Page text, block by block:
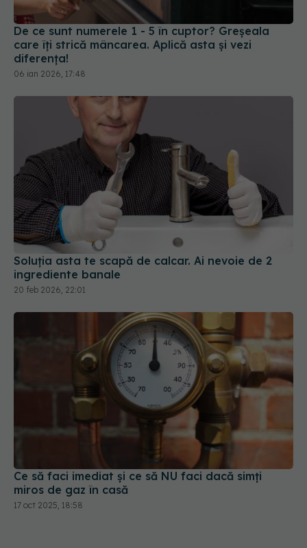
De ce sunt numerele 1 - 5 în cuptor? Greșeala
care îți strică mâncarea. Aplică asta și vezi
diferența!
06 ian 2026, 17:48
Soluția asta te scapă de calcar. Ai nevoie de 2
ingrediente banale
20 feb 2026, 22:01
Ce să faci imediat și ce să NU faci dacă simți
miros de gaz în casă
17 oct 2025, 18:58